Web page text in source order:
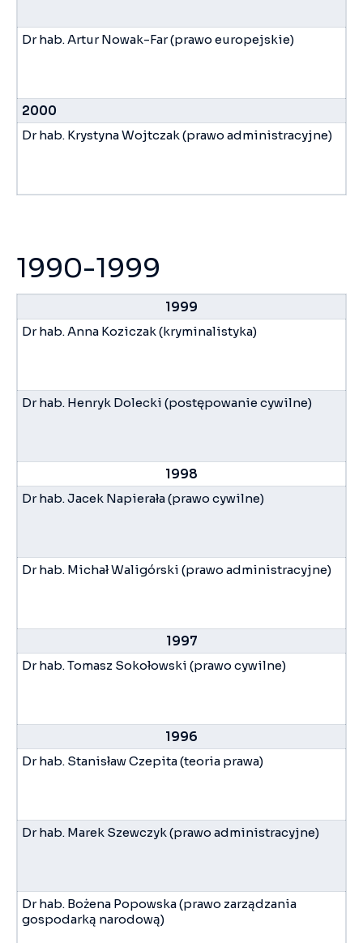
Dr hab. Artur Nowak-Far (prawo europejskie)
2000
Dr hab. Krystyna Wojtczak (prawo administracyjne)
1990-1999
1999
Dr hab. Anna Koziczak (kryminalistyka)
Dr hab. Henryk Dolecki (postępowanie cywilne)
1998
Dr hab. Jacek Napierała (prawo cywilne)
Dr hab. Michał Waligórski (prawo administracyjne)
1997
Dr hab. Tomasz Sokołowski (prawo cywilne)
1996
Dr hab. Stanisław Czepita (teoria prawa)
Dr hab. Marek Szewczyk (prawo administracyjne)
Dr hab. Bożena Popowska (prawo zarządzania
gospodarką narodową)